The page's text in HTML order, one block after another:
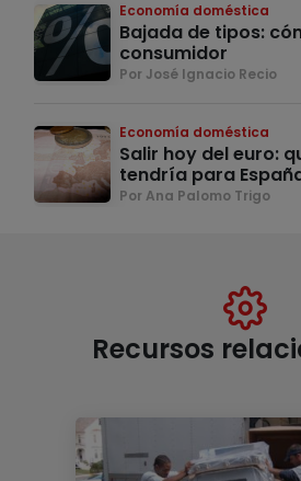
Economía doméstica
Bajada de tipos:
consumidor
Por José Ignacio Recio
Economía doméstica
Salir hoy del euro:
tendría para
Por Ana Palomo Trigo
Recursos